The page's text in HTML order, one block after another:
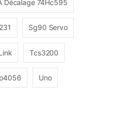
Décalage 74Hc595
Sg90 Servo
Tcs3200
Uno